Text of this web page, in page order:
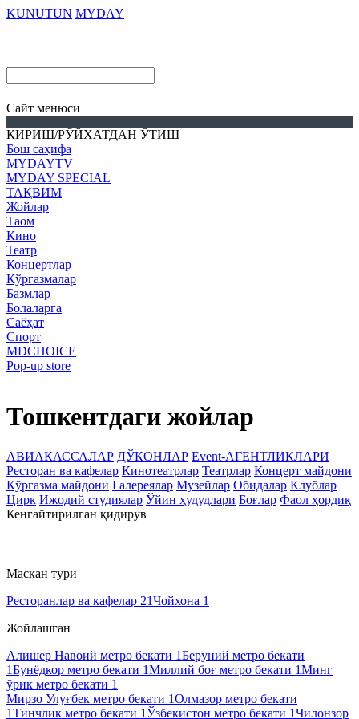
KUNUTUN MYDAY
Cайт менюси
КИРИШ/РЎЙХАТДАН ЎТИШ
Бош саҳифа
MYDAYTV
MYDAY SPECIAL
ТАҚВИМ
Жойлар
Таом
Кино
Театр
Концертлар
Кўргазмалар
Базмлар
Болаларга
Саёҳат
Спорт
MDCHOICE
Pop-up store
Тошкентдаги жойлар
АВИАКАССАЛАР ДЎКОНЛАР Event-АГЕНТЛИКЛАРИ
Ресторан ва кафелар Кинотеатрлар Театрлар Концерт майдони
Кўргазма майдони Галереялар Музейлар Обидалар Клублар
Цирк Ижодий студиялар Ўйин ҳудудлари Боғлар Фаол ҳордиқ
Кенгайтирилган қидирув
Маскан тури
Ресторанлар ва кафелар 21Чойхона 1
Жойлашган
Алишер Навоий метро бекати 1Беруний метро бекати
1Бунёдкор метро бекати 1Миллий боғ метро бекати 1Минг
ўрик метро бекати 1
Мирзо Улуғбек метро бекати 1Олмазор метро бекати
1Тинчлик метро бекати 1Ўзбекистон метро бекати 1Чилонзор